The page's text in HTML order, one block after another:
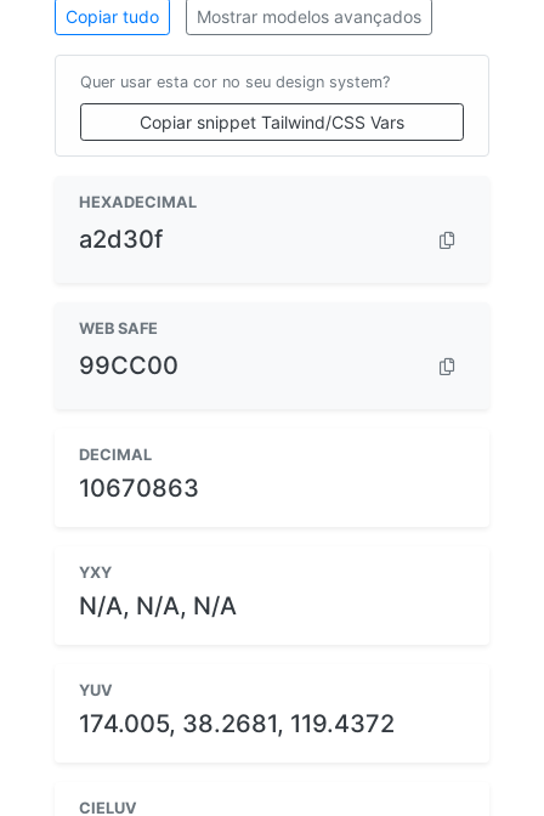
Copiar tudo Mostrar modelos avançados
Quer usar esta cor no seu design system?
Copiar snippet Tailwind/CSS Vars
HEXADECIMAL
a2d30f
WEB SAFE
99CC00
DECIMAL
10670863
YXY
N/A, N/A, N/A
YUV
174.005, 38.2681, 119.4372
CIELUV